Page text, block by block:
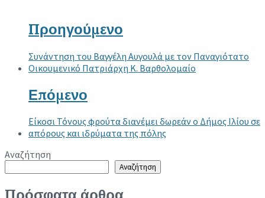
Προηγούμενο
Συνάντηση του Βαγγέλη Αυγουλά με τον Παναγιότατο
Οικουμενικό Πατριάρχη Κ. Βαρθολομαίο
Επόμενο
Είκοσι Τόνους φρούτα διανέμει δωρεάν ο Δήμος Ιλίου σε
απόρους και ιδρύματα της πόλης
Αναζήτηση
Αναζήτηση